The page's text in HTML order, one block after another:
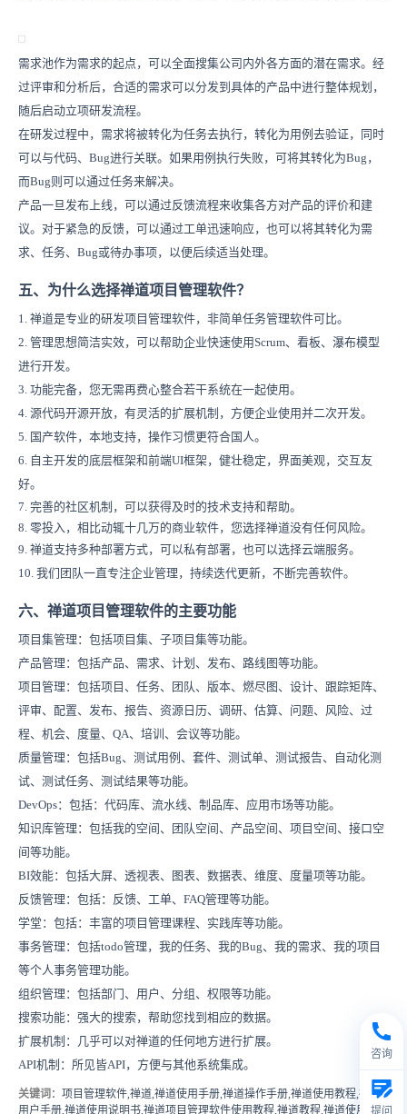
需求池作为需求的起点，可以全面搜集公司内外各方面的潜在需求。经
过评审和分析后，合适的需求可以分发到具体的产品中进行整体规划，
随后启动立项研发流程。
在研发过程中，需求将被转化为任务去执行，转化为用例去验证，同时
可以与代码、Bug进行关联。如果用例执行失败，可将其转化为Bug，
而Bug则可以通过任务来解决。
产品一旦发布上线，可以通过反馈流程来收集各方对产品的评价和建
议。对于紧急的反馈，可以通过工单迅速响应，也可以将其转化为需
求、任务、Bug或待办事项，以便后续适当处理。
五、为什么选择禅道项目管理软件？
1. 禅道是专业的研发项目管理软件，非简单任务管理软件可比。
2. 管理思想简洁实效，可以帮助企业快速使用Scrum、看板、瀑布模型
进行开发。
3. 功能完备，您无需再费心整合若干系统在一起使用。
4. 源代码开源开放，有灵活的扩展机制，方便企业使用并二次开发。
5. 国产软件，本地支持，操作习惯更符合国人。
6. 自主开发的底层框架和前端UI框架，健壮稳定，界面美观，交互友
好。
7. 完善的社区机制，可以获得及时的技术支持和帮助。
8. 零投入，相比动辄十几万的商业软件，您选择禅道没有任何风险。
9. 禅道支持多种部署方式，可以私有部署，也可以选择云端服务。
10. 我们团队一直专注企业管理，持续迭代更新，不断完善软件。
六、禅道项目管理软件的主要功能
项目集管理：包括项目集、子项目集等功能。
产品管理：包括产品、需求、计划、发布、路线图等功能。
项目管理：包括项目、任务、团队、版本、燃尽图、设计、跟踪矩阵、
评审、配置、发布、报告、资源日历、调研、估算、问题、风险、过
程、机会、度量、QA、培训、会议等功能。
质量管理：包括Bug、测试用例、套件、测试单、测试报告、自动化测
试、测试任务、测试结果等功能。
DevOps：包括：代码库、流水线、制品库、应用市场等功能。
知识库管理：包括我的空间 、团队空间 、产品空间、项目空间、接口空
间等功能。
BI效能： 包括大屏、透视表、图表、数据表、维度、度量项等功能。
反馈管理：包括：反馈、工单、FAQ管理等功能。
学堂：包括：丰富的项目管理课程、实践库等功能。
事务管理：包括todo管理，我的任务、我的Bug、我的需求、我的项目
等个人事务管理功能。
组织管理：包括部门、用户、分组、权限等功能。
搜索功能：强大的搜索，帮助您找到相应的数据。
扩展机制：几乎可以对禅道的任何地方进行扩展。
API机制：所见皆API，方便与其他系统集成。
关键词 ：项目管理软件,禅道,禅道使用手册,禅道操作手册,禅道使用教程,禅道
用户手册,禅道使用说明书,禅道项目管理软件使用教程,禅道教程,禅道使用文
咨询
提问